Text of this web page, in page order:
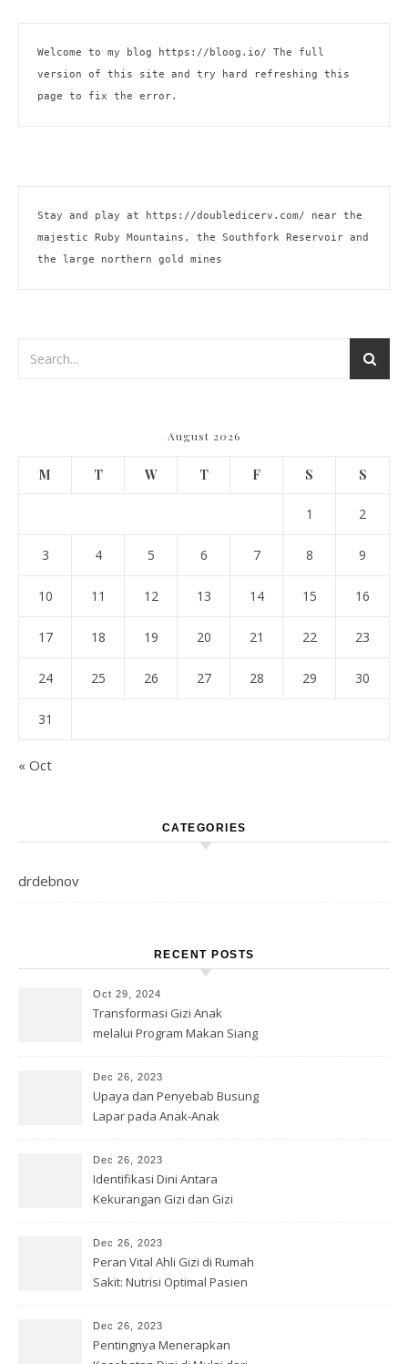
Welcome to my blog https://bloog.io/ The full
version of this site and try hard refreshing this
page to fix the error.
Stay and play at https://doubledicerv.com/ near the
majestic Ruby Mountains, the Southfork Reservoir and
the large northern gold mines
August 2026
M T W T F S S
1 2
3 4 5 6 7 8 9
10 11 12 13 14 15 16
17 18 19 20 21 22 23
24 25 26 27 28 29 30
31
« Oct
CATEGORIES
drdebnov
RECENT POSTS
Oct 29, 2024
Transformasi Gizi Anak
melalui Program Makan Siang
Dec 26, 2023
Upaya dan Penyebab Busung
Lapar pada Anak-Anak
Dec 26, 2023
Identifikasi Dini Antara
Kekurangan Gizi dan Gizi
Dec 26, 2023
Peran Vital Ahli Gizi di Rumah
Sakit: Nutrisi Optimal Pasien
Dec 26, 2023
Pentingnya Menerapkan